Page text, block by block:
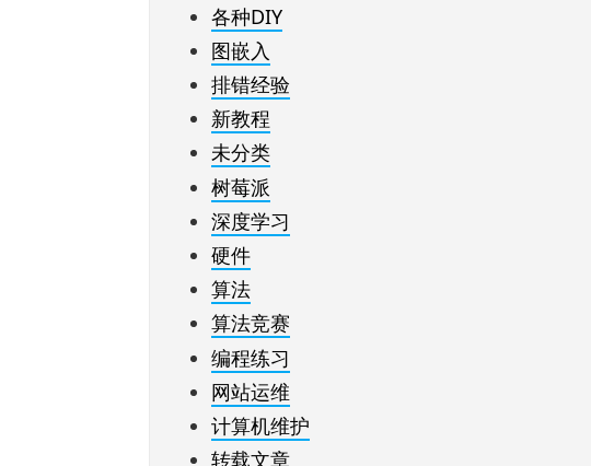
各种DIY
图嵌入
排错经验
新教程
未分类
树莓派
深度学习
硬件
算法
算法竞赛
编程练习
网站运维
计算机维护
转载文章